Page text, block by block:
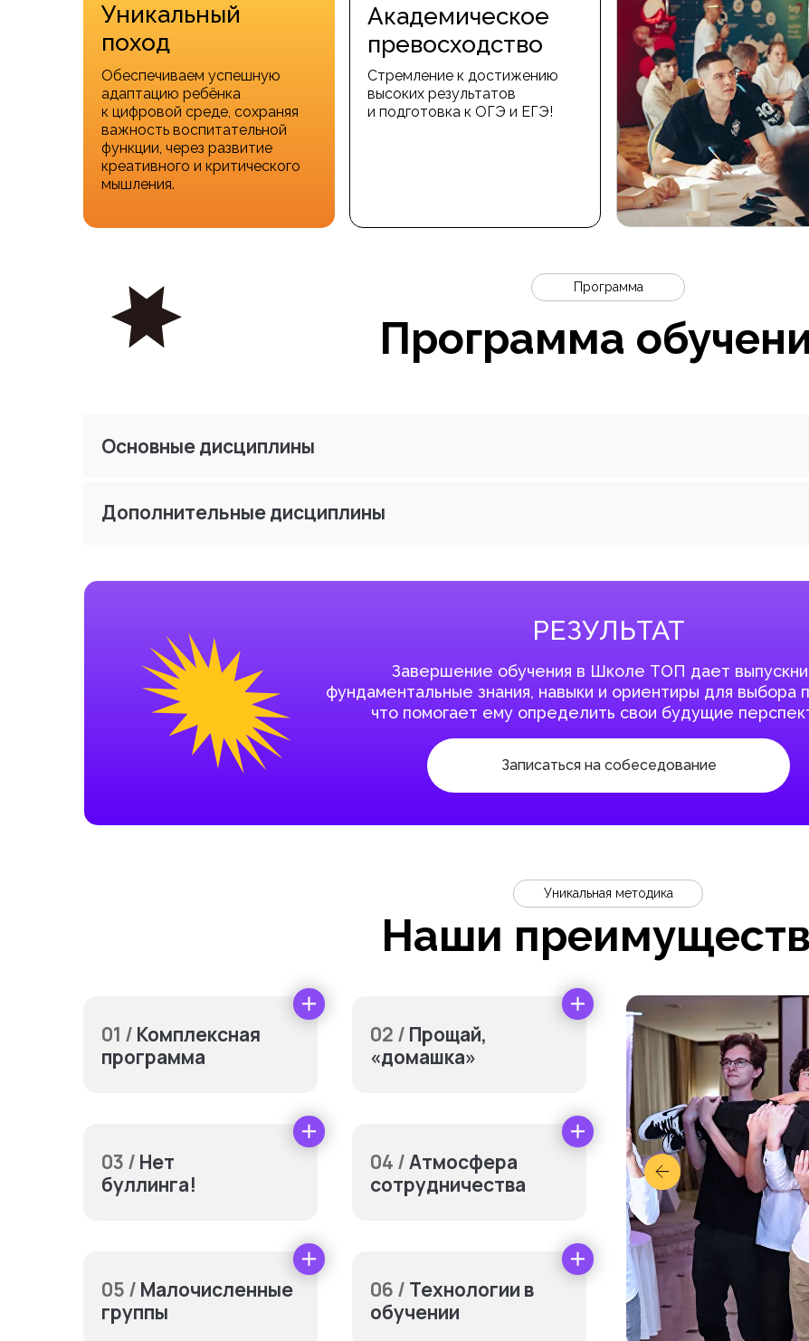
Академическое
превосходство
Стремление к достижению
высоких результатов
и подготовка к ОГЭ и ЕГЭ!
Уникальный
поход
Обеспечиваем успешную
адаптацию ребёнка
к цифровой среде, сохраняя
важность воспитательной
функции, через развитие
креативного и критического
мышления.
Программа
Программа
Основные дисциплины
Дополнительные дисциплины
РЕЗУЛЬТАТ
Завершение обучения в Школе ТОП дает
фундаментальные знания, навыки и ориентиры для выбора
что помогает ему определить свои будущие
Записаться на собеседование
Наши
Уникальная методика
01 / Комплексная
программа
02 / Прощай,
«домашка»
03 / Нет
буллинга!
04 /Атмосфера
сотрудничества
05 / Малочисленные
группы
06 / Технологии в
обучении
Дополнительно